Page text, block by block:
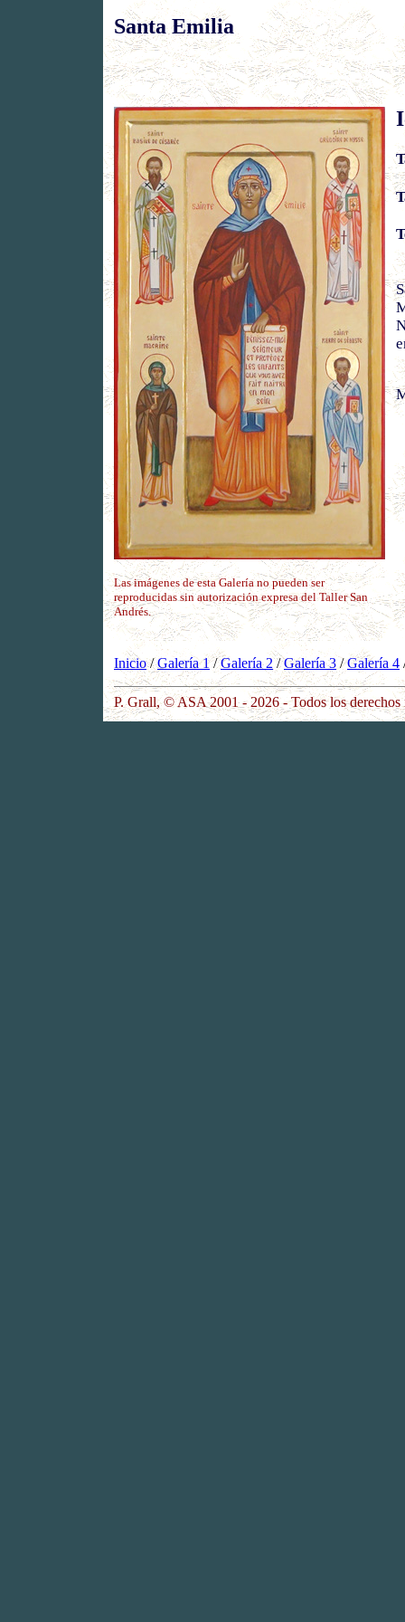
Santa Emilia
Las imágenes de esta Galería no pueden ser
reproducidas sin autorización expresa del Taller San
Andrés.
Inicio/Galería 1/Galería 2/Galería 3 /Galería 4
P. Grall, © ASA 2001 - 2026 - Todos los derechos